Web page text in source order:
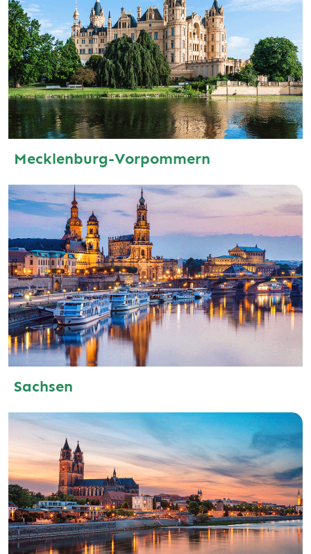
Mecklenburg-Vorpommern
Sachsen